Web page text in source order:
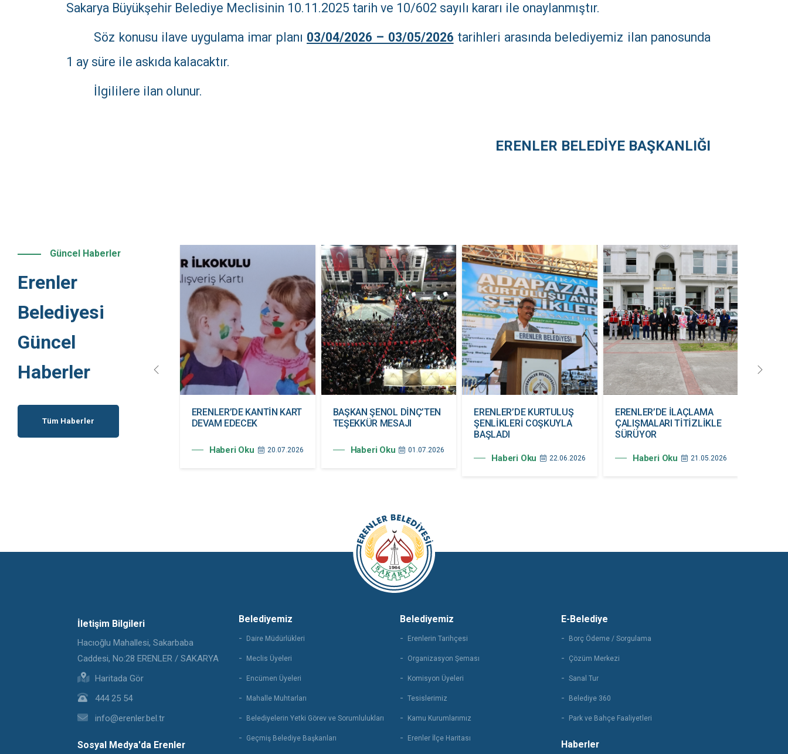
Sakarya Büyükşehir Belediye Meclisinin 10.11.2025 tarih ve 10/602 sayılı kararı ile onaylanmıştır.
Söz konusu ilave uygulama imar planı 03/04/2026 – 03/05/2026 tarihleri arasında belediyemiz ilan panosunda
1 ay süre ile askıda kalacaktır.
İlgililere ilan olunur.
ERENLER BELEDİYE BAŞKANLIĞI
Güncel Haberler
Erenler
Belediyesi
Güncel
Haberler
Tüm Haberler
KADIN KULÜBÜ HİZMETE
ERENLER’DE KANTİN KART
DEVAM EDECEK
Haberi Oku 20.07.2026
BAŞKAN ŞENOL DİNÇ’TEN
TEŞEKKÜR MESAJI
Haberi Oku 01.07.2026
ERENLER’DE KURTULUŞ
ŞENLİKLERİ COŞKUYLA
BAŞLADI
Haberi Oku 22.06.2026
ERENLER’DE İLAÇLAMA
ÇALIŞMALARI TİTİZLİKLE
SÜRÜYOR
Haberi Oku 21.05.2026
İletişim Bilgileri
Hacıoğlu Mahallesi, Sakarbaba
Caddesi, No:28 ERENLER / SAKARYA
Haritada Gör
444 25 54
info@erenler.bel.tr
Sosyal Medya'da Erenler
Belediyemiz
Daire Müdürlükleri
Meclis Üyeleri
Encümen Üyeleri
Mahalle Muhtarları
Belediyelerin Yetki Görev ve Sorumlulukları
Geçmiş Belediye Başkanları
Belediyemiz
Erenlerin Tarihçesi
Organizasyon Şeması
Komisyon Üyeleri
Tesislerimiz
Kamu Kurumlarımız
Erenler İlçe Haritası
E-Belediye
Borç Ödeme / Sorgulama
Çözüm Merkezi
Sanal Tur
Belediye 360
Park ve Bahçe Faaliyetleri
Haberler